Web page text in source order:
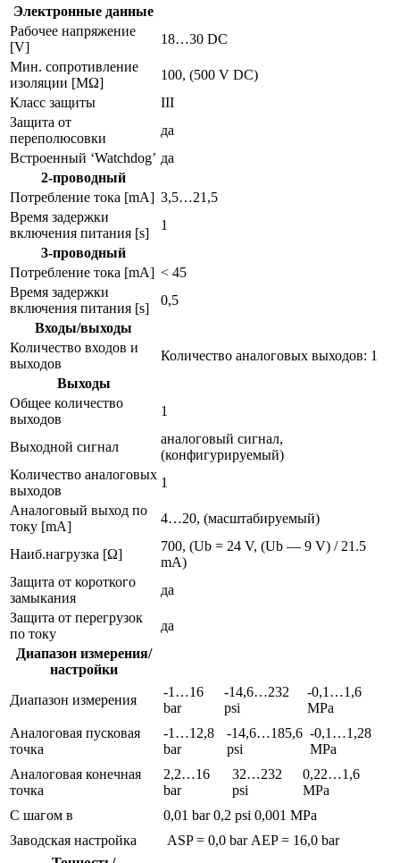
Электронные данные
Рабочее напряжение
[V]
18…30 DC
Мин. сопротивление
изоляции [MΩ]
100, (500 V DC)
Класс защиты
III
Защита от
переполюсовки
да
Встроенный ‘Watchdog’ да
2-проводный
Потребление тока [mA] 3,5…21,5
Время задержки
включения питания [s]
1
3-проводный
Потребление тока [mA] < 45
Время задержки
включения питания [s]
0,5
Входы/выходы
Количество входов и
выходов
Количество аналоговых выходов: 1
Выходы
Общее количество
выходов
1
Выходной сигнал
аналоговый сигнал,
(конфигурируемый)
Количество аналоговых
выходов
1
Аналоговый выход по
току [mA]
4…20, (масштабируемый)
Наиб.нагрузка [Ω]
700, (Ub = 24 V, (Ub — 9 V) / 21.5
mA)
Защита от короткого
замыкания
да
Защита от перегрузок
по току
да
Диапазон измерения/
настройки
Диапазон измерения
-1…16
bar
-14,6…232
psi
-0,1…1,6
MPa
Aналоговая пусковая
точка
-1…12,8
bar
-14,6…185,6
psi
-0,1…1,28
MPa
Aналоговая конечная
точка
2,2…16
bar
32…232
psi
0,22…1,6
MPa
С шагом в
0,01 bar 0,2 psi 0,001 MPa
Заводская настройка
ASP = 0,0 bar AEP = 16,0 bar